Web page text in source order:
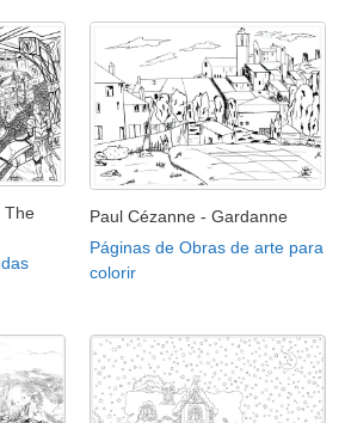
The
Paul Cézanne - Gardanne
Páginas de Obras de arte para
colorir